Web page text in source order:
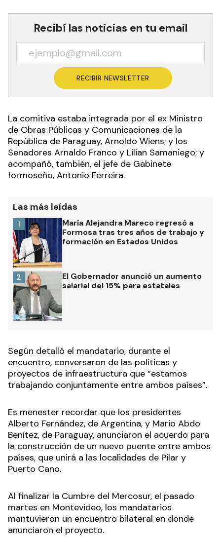
Recibí las noticias en tu email
RECIBIR NEWSLETTER
La comitiva estaba integrada por el ex Ministro
de Obras Públicas y Comunicaciones de la
República de Paraguay, Arnoldo Wiens; y los
Senadores Arnaldo Franco y Lilian Samaniego; y
acompañó, también, el jefe de Gabinete
formoseño, Antonio Ferreira.
Las más leídas
María Alejandra Mareco regresó a
Formosa tras tres años de trabajo y
formación en Estados Unidos
1
El Gobernador anunció un aumento
salarial del 15% para estatales
2
Según detalló el mandatario, durante el
encuentro, conversaron de las políticas y
proyectos de infraestructura que “estamos
trabajando conjuntamente entre ambos países”.
Es menester recordar que los presidentes
Alberto Fernández, de Argentina, y Mario Abdo
Benítez, de Paraguay, anunciaron el acuerdo para
la construcción de un nuevo puente entre ambos
países, que unirá a las localidades de Pilar y
Puerto Cano.
Al finalizar la Cumbre del Mercosur, el pasado
martes en Montevideo, los mandatarios
mantuvieron un encuentro bilateral en donde
anunciaron el proyecto.